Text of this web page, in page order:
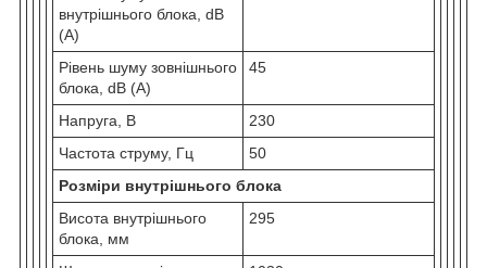
внутрішнього блока, dB
(A)
Рівень шуму зовнішнього
блока, dB (A)
45
Напруга, В
230
Частота струму, Гц
50
Розміри внутрішнього блока
Висота внутрішнього
блока, мм
295